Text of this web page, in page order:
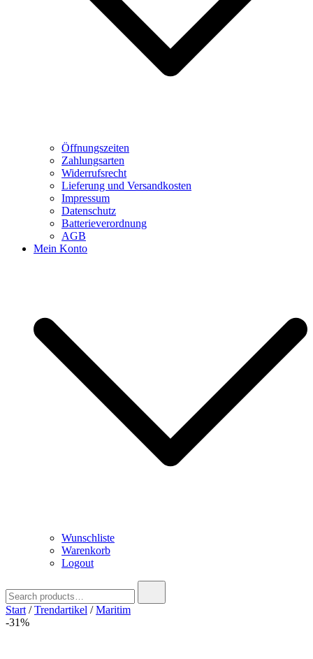
Öffnungszeiten
Zahlungsarten
Widerrufsrecht
Lieferung und Versandkosten
Impressum
Datenschutz
Batterieverordnung
AGB
Mein Konto
Wunschliste
Warenkorb
Logout
for:
Start /Trendartikel /Maritim
-31%